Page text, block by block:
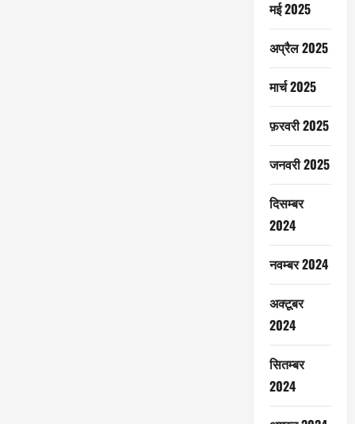
मई 2025
अप्रैल 2025
मार्च 2025
फ़रवरी 2025
जनवरी 2025
दिसम्बर
2024
नवम्बर 2024
अक्टूबर
2024
सितम्बर
2024